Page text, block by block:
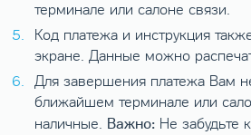
терминале или салоне связи.
Код платежа и инструкция
экране. Данные можно
Для завершения платежа Вам
ближайшем терминале или
наличные. Важно:Не забудьте